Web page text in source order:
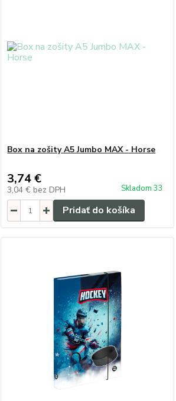
Box na zošity A5 Jumbo MAX - Horse
3,74 €
3,04 € bez DPH Skladom 33
Pridať do košíka